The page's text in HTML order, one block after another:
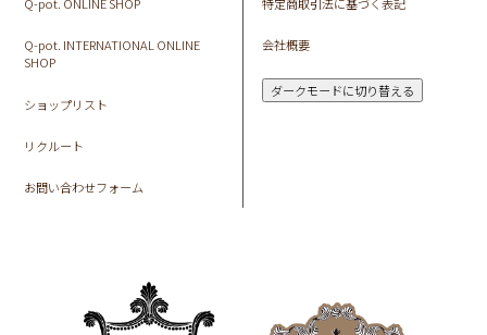
Q-pot. INTERNATIONAL ONLINE
SHOP
ショップリスト
リクルート
お問い合わせフォーム
会社概要
ダークモードに切り替える